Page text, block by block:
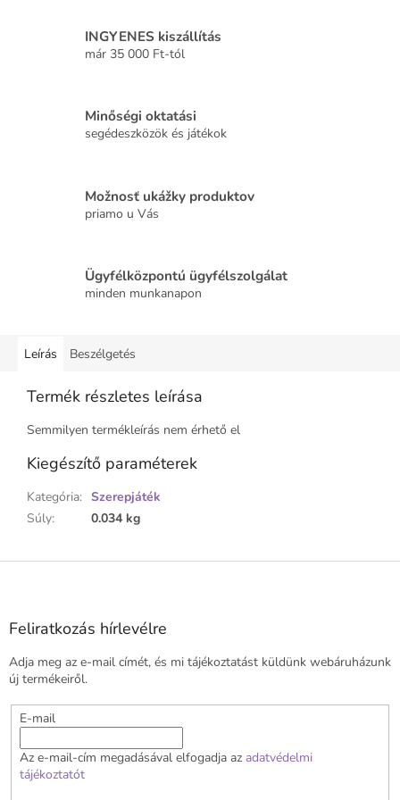
INGYENES kiszállítás
már 35 000 Ft-tól
Minőségi oktatási
segédeszközök és játékok
Možnosť ukážky produktov
priamo u Vás
Ügyfélközpontú ügyfélszolgálat
minden munkanapon
Leírás Beszélgetés
Termék részletes leírása
Semmilyen termékleírás nem érhető el
Kiegészítő paraméterek
Kategória: Szerepjáték
Súly: 0.034 kg
L
Feliratkozás hírlevélre
Adja meg az e-mail címét, és mi tájékoztatást küldünk webáruházunk
új termékeiről.
E-mail
Az e-mail-cím megadásával elfogadja az adatvédelmi
tájékoztatót